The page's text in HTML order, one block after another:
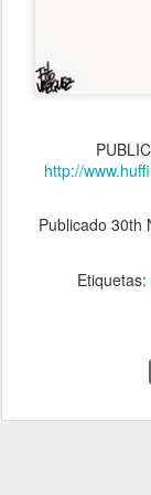
http://
Publicado 30th
Etiquetas: